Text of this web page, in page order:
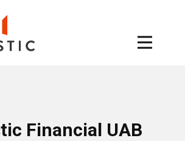
Financial UAB